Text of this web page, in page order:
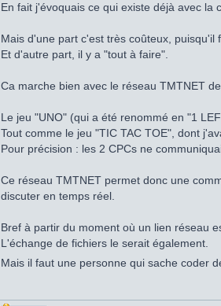
En fait j'évoquais ce qui existe déjà avec la
Mais d'une part c'est très coûteux, puisqu'il
Et d'autre part, il y a "tout à faire".
Ca marche bien avec le réseau TMTNET
Le jeu "UNO" (qui a été renommé en "1
Tout comme le jeu "TIC TAC TOE", dont
Pour précision : les 2 CPCs ne
Ce réseau TMTNET permet donc une
discuter en temps réel.
Bref à partir du moment où un lien réseau
L'échange de fichiers le serait également.
Mais il faut une personne qui sache coder